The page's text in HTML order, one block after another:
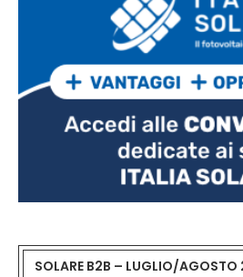
SOLARE B2B – LUGLIO/